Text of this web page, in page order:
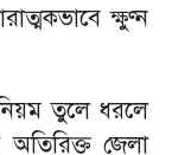
ক্ষুণ্ন
তুলে ধরলে
অতিরিক্ত জেলা